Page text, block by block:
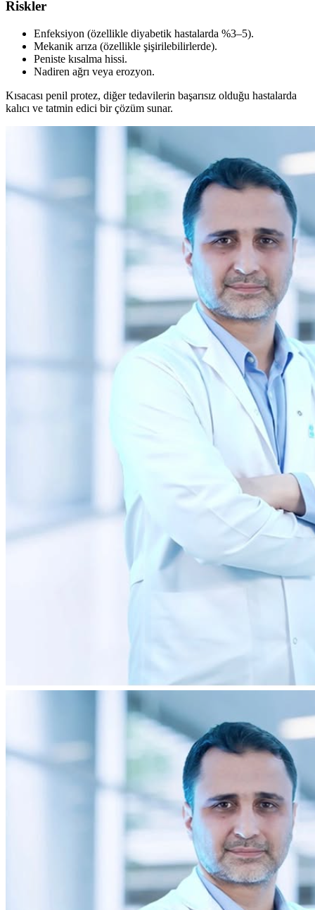
Riskler
Enfeksiyon (özellikle diyabetik hastalarda %3–5).
Mekanik arıza (özellikle şişirilebilirlerde).
Peniste kısalma hissi.
Nadiren ağrı veya erozyon.
Kısacası penil protez, diğer tedavilerin başarısız olduğu hastalarda
kalıcı ve tatmin edici bir çözüm sunar.